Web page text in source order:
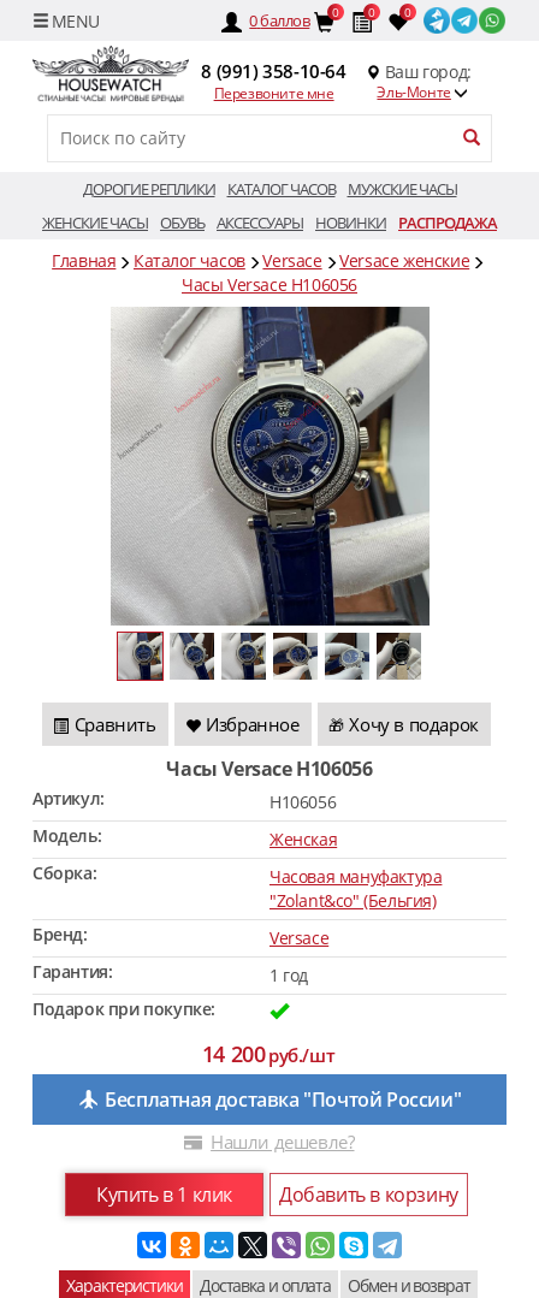
0баллов 0 0 0
8 (991) 358-10-64
Перезвоните мне
Ваш город:
Эль-Монте
ДОРОГИЕ РЕПЛИКИ КАТАЛОГ ЧАСОВ
МУЖСКИЕ ЧАСЫ
ЖЕНСКИЕ ЧАСЫ ОБУВЬ АКСЕССУАРЫ НОВИНКИ РАСПРОДАЖА
Главная Каталог часов Versace
Versace женские
Часы Versace H106056
Сравнить Избранное 🎁 Хочу в подарок
Часы Versace H106056
Артикул:
H106056
Модель:
Женская
Сборка:
Часовая мануфактура
"Zolant&co" (Бельгия)
Бренд:
Versace
Гарантия:
1 год
Подарок при покупке:
14 200руб./шт
Бесплатная доставка "Почтой России"
Нашли дешевле?
Купить в 1 клик Добавить в корзину
Характеристики Доставка и оплата Обмен и возврат